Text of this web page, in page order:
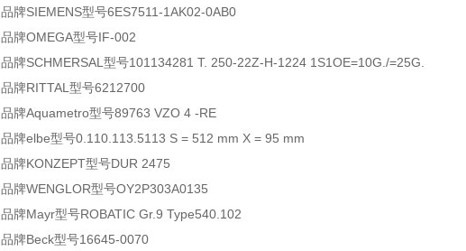
品牌SIEMENS型号6ES7511-1AK02-0AB0
品牌OMEGA型号IF-002
品牌SCHMERSAL型号101134281 T. 250-22Z-H-1224 1S1OE=10G./=25G.
品牌RITTAL型号6212700
品牌Aquametro型号89763 VZO 4 -RE
品牌elbe型号0.110.113.5113 S = 512 mm X = 95 mm
品牌KONZEPT型号DUR 2475
品牌WENGLOR型号OY2P303A0135
品牌Mayr型号ROBATIC Gr.9 Type540.102
品牌Beck型号16645-0070